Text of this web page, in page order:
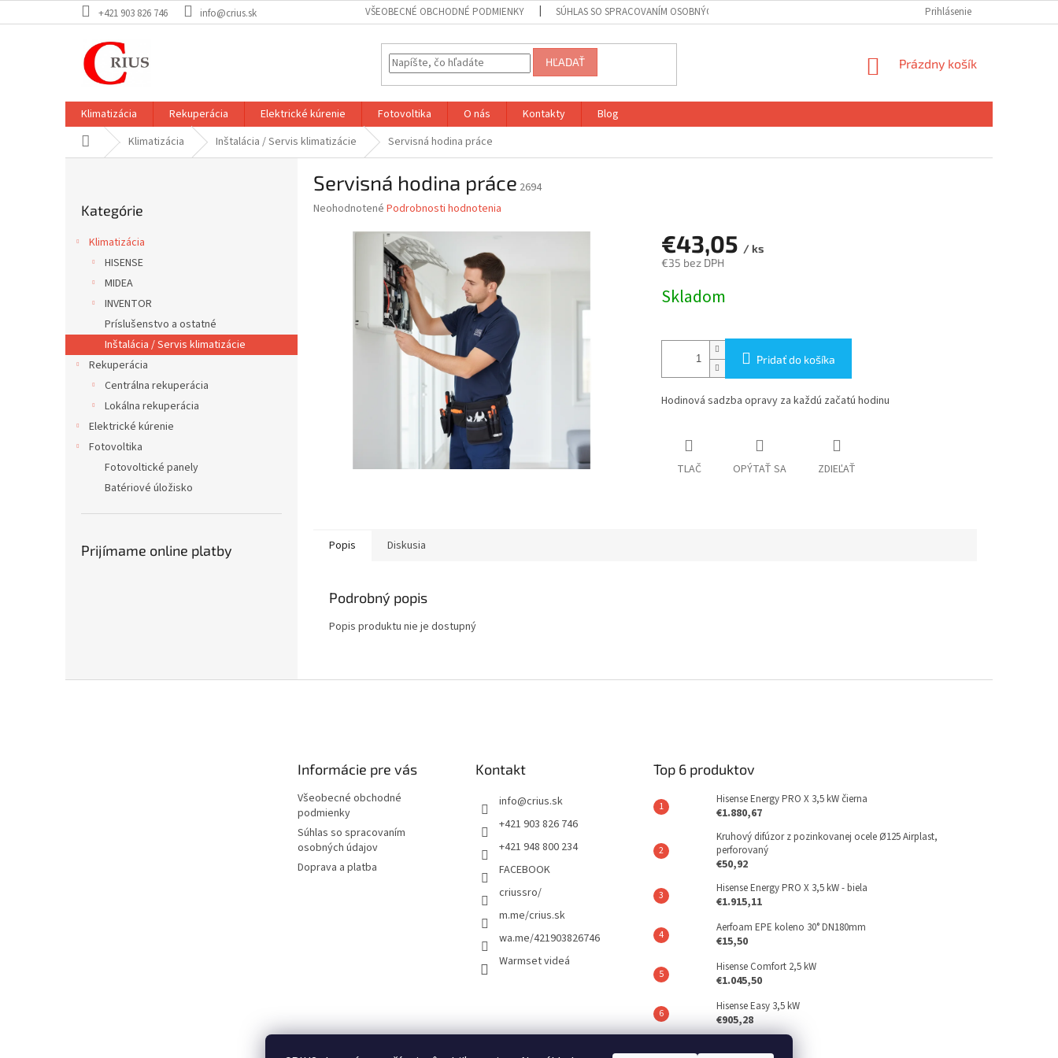
na
+421 903 826 746 info@crius.sk VŠEOBECNÉ OBCHODNÉ PODMIENKY SÚHLAS SO SPRACOVANÍM OSOBNÝCH ÚDAJOV Prihlásenie
HĽADAŤ
NÁKUPNÝ
Prázdny košík
Klimatizácia Rekuperácia Elektrické kúrenie Fotovoltika O nás Kontakty
Blog
DomovKlimatizácia Inštalácia / Servis klimatizácie Servisná hodina práce
kategórie
Kategórie
Klimatizácia
HISENSE
MIDEA
INVENTOR
Príslušenstvo a ostatné
Inštalácia / Servis klimatizácie
Rekuperácia
Centrálna rekuperácia
Lokálna rekuperácia
Elektrické kúrenie
Fotovoltika
Fotovoltické panely
Batériové úložisko
Prijímame online platby
Servisná hodina práce 2694
Priemerné
produktu
Neohodnotené Podrobnosti hodnotenia
€43,05 / ks
€35 bez DPH
cena:
Skladom
Pridať do košíka
Hodinová sadzba opravy za každú začatú hodinu
TLAČ OPÝTAŤ SA ZDIEĽAŤ
Popis Diskusia
Podrobný popis
Popis produktu nie je dostupný
Informácie pre vás
Všeobecné obchodné
podmienky
Súhlas so spracovaním
osobných údajov
Doprava a platba
Kontakt
info@crius.sk
+421 903 826 746
+421 948 800 234
FACEBOOK
criussro/
m.me/crius.sk
wa.me/421903826746
Warmset videá
Top 6 produktov
Hisense Energy PRO X 3,5 kW čierna
€1.880,67
Kruhový difúzor z pozinkovanej ocele Ø125 Airplast,
perforovaný
€50,92
Hisense Energy PRO X 3,5 kW - biela
€1.915,11
Aerfoam EPE koleno 30° DN180mm
€15,50
Hisense Comfort 2,5 kW
€1.045,50
Hisense Easy 3,5 kW
€905,28